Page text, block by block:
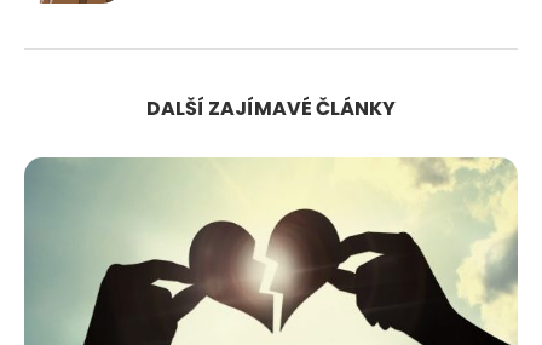
DALŠÍ ZAJÍMAVÉ ČLÁNKY